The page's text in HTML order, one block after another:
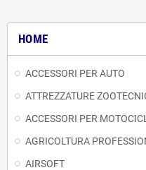
HOME
ACCESSORI PER AUTO
ATTREZZATURE
ACCESSORI PER
AGRICOLTURA
AIRSOFT